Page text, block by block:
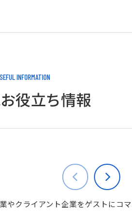
INFORMATION
役立ち情報
やクライアント企業をゲストにコマ